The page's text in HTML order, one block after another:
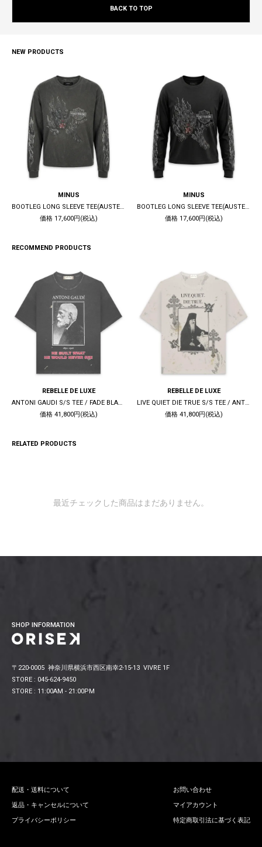
BACK TO TOP
NEW PRODUCTS
MINUS
BOOTLEG LONG SLEEVE TEE(AUSTERE) / 10YEARS BLACK
価格 17,600円(税込)
MINUS
BOOTLEG LONG SLEEVE TEE(AUSTERE) / 5YEARS BLACK
価格 17,600円(税込)
RECOMMEND PRODUCTS
REBELLE DE LUXE
ANTONI GAUDI S/S TEE / FADE BLACK
価格 41,800円(税込)
REBELLE DE LUXE
LIVE QUIET DIE TRUE S/S TEE / ANTIQUE WHITE
価格 41,800円(税込)
RELATED PRODUCTS
最近チェックした商品はまだありません。
SHOP INFORMATION
〒220-0005 神奈川県横浜市西区南幸2-15-13 VIVRE 1F
STORE : 045-624-9450
STORE : 11:00AM - 21:00PM
配送・送料について
返品・キャンセルについて
プライバシーポリシー
お問い合わせ
マイアカウント
特定商取引法に基づく表記